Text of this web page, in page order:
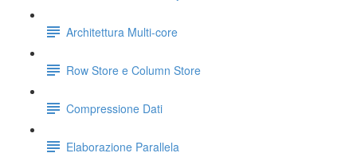
Architettura Multi-core
Row Store e Column Store
Compressione Dati
Elaborazione Parallela